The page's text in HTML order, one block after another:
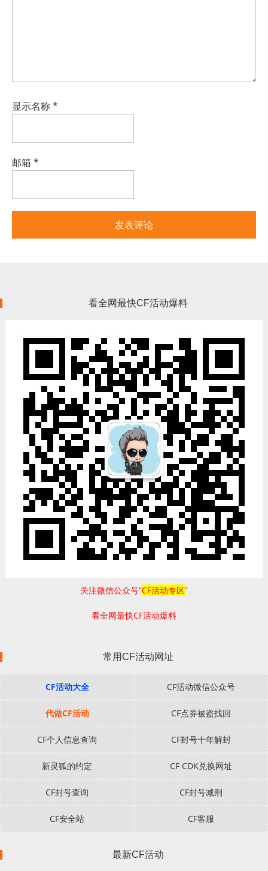
显示名称*
邮箱 *
看全网最快CF活动爆料
关注微信公众号“CF活动专区”
看全网最快CF活动爆料
常用CF活动网址
CF活动大全 CF活动微信公众号
代做CF活动 CF点券被盗找回
CF个人信息查询 CF封号十年解封
新灵狐的约定 CF CDK兑换网址
CF封号查询 CF封号减刑
CF安全站 CF客服
最新CF活动